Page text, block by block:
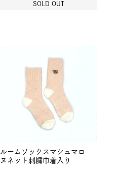
SOLD OUT
ルームソックスマシュマロ
ヌネット刺繍巾着入り